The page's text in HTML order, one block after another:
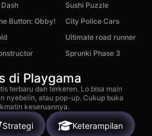
Sushi Puzzle
Button: Obby!
City Police Cars
Ultimate road runner
Sprunki Phase 3
di Playgama
terbaru dan terkeren. Lo bisa main
nyebelin, atau pop-up. Cukup buka
keseruannya.
Strategi Keterampilan